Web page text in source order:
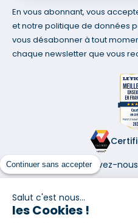
Continuer sans accepter
Salut c'est nous...
les Cookies !
En vous abonnant, vous
et notre politique de données
vous désabonner à tout
chaque newsletter que vous
Retrouvez-